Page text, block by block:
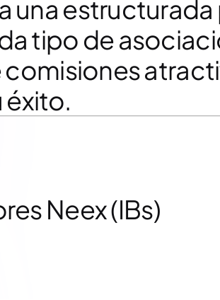
una
tipo de
éxito.
Neex (IBs)